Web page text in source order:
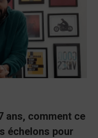
ans, comment ce
échelons pour